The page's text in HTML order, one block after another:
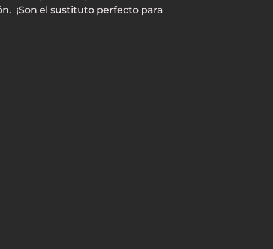
¡Son el sustituto perfecto para